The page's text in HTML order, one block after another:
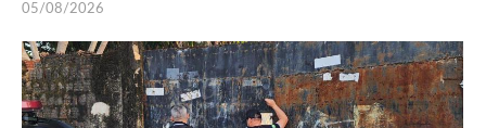
05/08/2026